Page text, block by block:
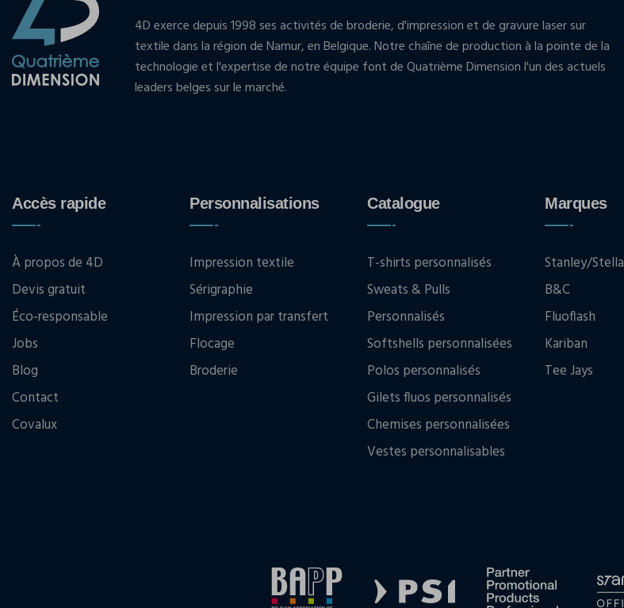
4D exerce depuis 1998 ses activités de broderie, d'impression et de gravure laser sur
textile dans la région de Namur, en Belgique. Notre chaîne de production à la pointe de la
technologie et l'expertise de notre équipe font de Quatrième Dimension l'un des actuels
leaders belges sur le marché.
Accès rapide
À propos de 4D
Devis gratuit
Éco-responsable
Jobs
Blog
Contact
Covalux
Personnalisations
Impression textile
Sérigraphie
Impression par transfert
Flocage
Broderie
Catalogue
T-shirts personnalisés
Sweats & Pulls
Personnalisés
Softshells personnalisées
Polos personnalisés
Gilets fluos personnalisés
Chemises personnalisées
Vestes personnalisables
Marques
Stanley/Stella
B&C
Fluoflash
Kariban
Tee Jays